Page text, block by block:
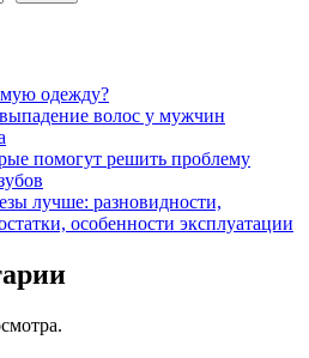
одежду?
волос у мужчин
помогут решить проблему
лучше: разновидности,
особенности эксплуатации